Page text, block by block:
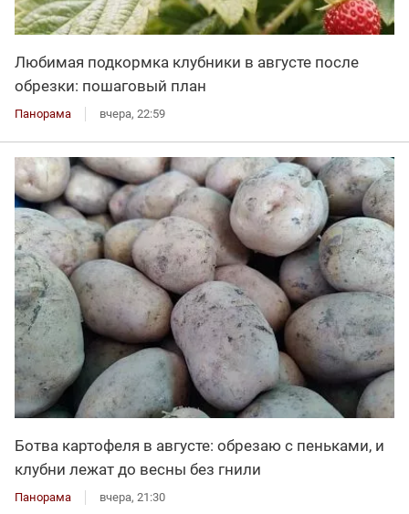
Любимая подкормка клубники в августе после
обрезки: пошаговый план
Панорама вчера, 22:59
Ботва картофеля в августе: обрезаю с пеньками, и
клубни лежат до весны без гнили
Панорама вчера, 21:30